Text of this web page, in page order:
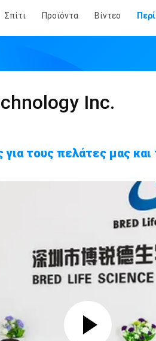
Σπίτι Προϊόντα Βίντεο
Inc.
τους πελάτες μας και